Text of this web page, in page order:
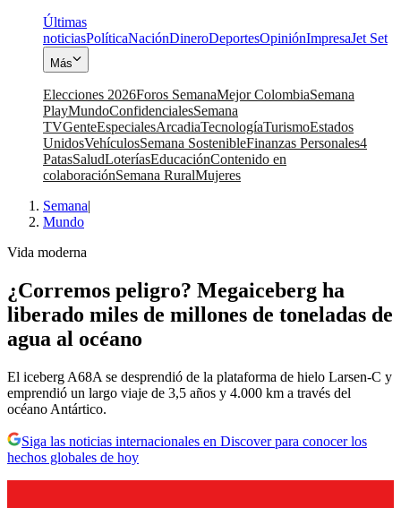
Últimas
noticiasPolíticaNaciónDineroDeportesOpiniónImpresaJet Set
Más
Elecciones 2026Foros SemanaMejor ColombiaSemana
PlayMundoConfidencialesSemana
TVGenteEspecialesArcadiaTecnologíaTurismoEstados
UnidosVehículosSemana SostenibleFinanzas Personales4
PatasSaludLoteríasEducaciónContenido en
colaboraciónSemana RuralMujeres
Semana|
Mundo
Vida moderna
¿Corremos peligro? Megaiceberg ha
liberado miles de millones de toneladas de
agua al océano
El iceberg A68A se desprendió de la plataforma de hielo Larsen-C y
emprendió un largo viaje de 3,5 años y 4.000 km a través del
océano Antártico.
Siga las noticias internacionales en Discover para conocer los
hechos globales de hoy